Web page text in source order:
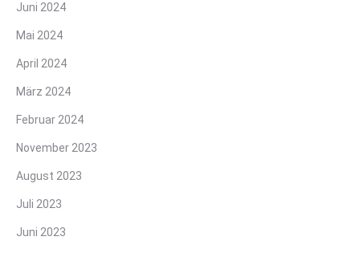
Juni 2024
Mai 2024
April 2024
März 2024
Februar 2024
November 2023
August 2023
Juli 2023
Juni 2023